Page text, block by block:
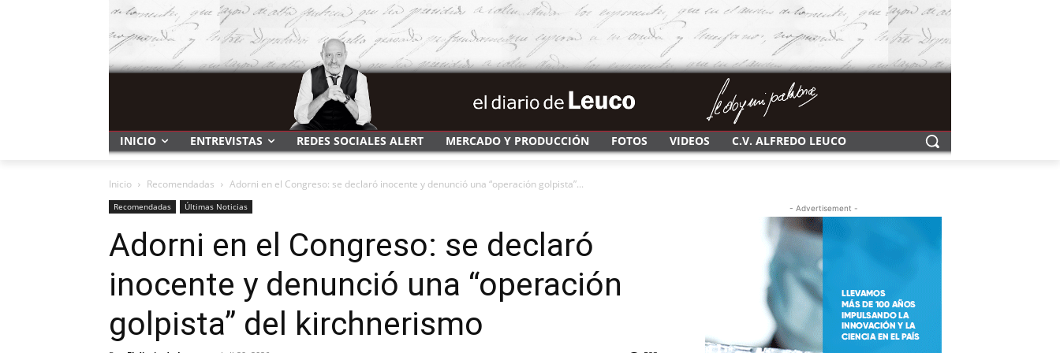
INICIO ENTREVISTAS REDES SOCIALES ALERT MERCADO Y PRODUCCIÓN FOTOS VIDEOS C.V. ALFREDO LEUCO
Inicio Recomendadas Adorni en el Congreso: se declaró inocente y denunció una “operación golpista”...
Recomendadas Últimas Noticias
Adorni en el Congreso: se declaró
inocente y denunció una “operación
golpista” del kirchnerismo
- Advertisement -